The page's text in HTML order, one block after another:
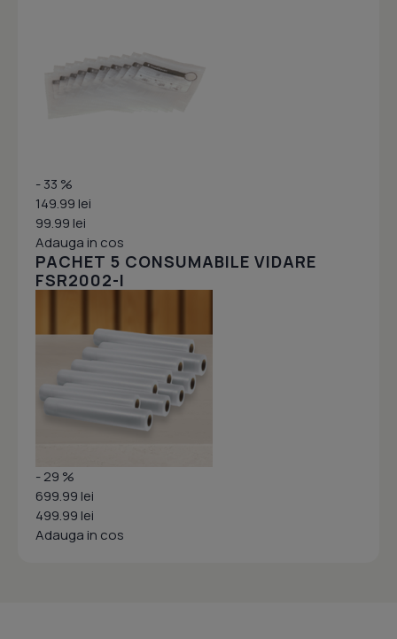
- 33 %
149.99 lei
99.99 lei
Adauga in cos
PACHET 5 CONSUMABILE VIDARE
FSR2002-I
- 29 %
699.99 lei
499.99 lei
Adauga in cos